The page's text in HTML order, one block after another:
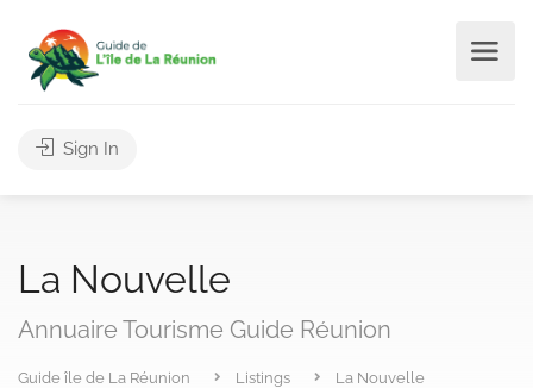
Sign In
La Nouvelle
Annuaire Tourisme Guide Réunion
Guide île de La Réunion Listings La Nouvelle